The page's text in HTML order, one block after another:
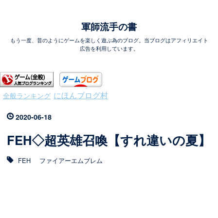
軍師流手の書
もう一度、昔のようにゲームを楽しく遊ぶ為のブログ。当ブログはアフィリエイト
広告を利用しています。
全般ランキング にほんブログ村
2020-06-18
FEH◇超英雄召喚【すれ違いの夏】
FEH ファイアーエムブレム